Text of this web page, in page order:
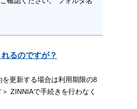
るのですが？
更新する場合は利用期限の8
ZINNIAで手続きを行わなく